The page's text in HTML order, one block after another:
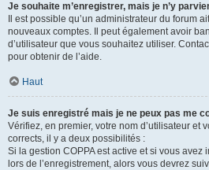
Je souhaite m’enregistrer, mais je n’y
Il est possible qu’un administrateur du forum
nouveaux comptes. Il peut également avoir
d’utilisateur que vous souhaitez utiliser.
pour obtenir de l’aide.
Haut
Je suis enregistré mais je ne peux pas me
Vérifiez, en premier, votre nom d’utilisateur et
corrects, il y a deux possibilités :
Si la gestion COPPA est active et si vous
lors de l’enregistrement, alors vous devrez